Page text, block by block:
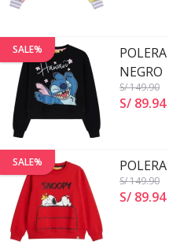
SALE%
POLERA MUJER LILO & STITCH
NEGRO
S/ 149.90
S/ 89.94
SALE%
S/ 149.90
S/ 89.94